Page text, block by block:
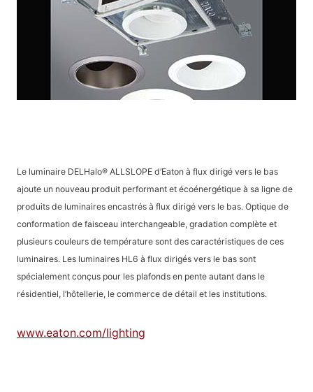
Le luminaire DELHalo® ALLSLOPE d’Eaton à flux dirigé vers le bas
ajoute un nouveau produit performant et écoénergétique à sa ligne de
produits de luminaires encastrés à flux dirigé vers le bas. Optique de
conformation de faisceau interchangeable, gradation complète et
plusieurs couleurs de température sont des caractéristiques de ces
luminaires. Les luminaires HL6 à flux dirigés vers le bas sont
spécialement conçus pour les plafonds en pente autant dans le
résidentiel, l’hôtellerie, le commerce de détail et les institutions.
www.eaton.com/lighting